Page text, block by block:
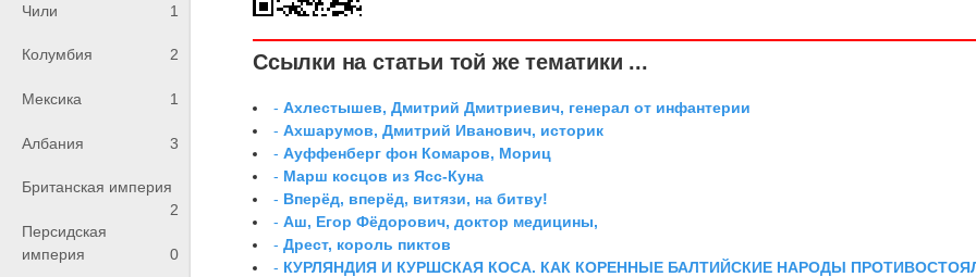
Чили 1
Колумбия 2
Мексика 1
Албания 3
Британская империя
2
Персидская
империя
0
Ссылки на статьи той же тематики ...
-Ахлестышев, Дмитрий Дмитриевич, генерал от инфантерии
-Ахшарумов, Дмитрий Иванович, историк
-Ауффенберг фон Комаров, Мориц
- Марш косцов из Ясс-Куна
- Вперёд, вперёд, витязи, на битву!
-Аш, Егор Фёдорович, доктор медицины,
-Дрест, король пиктов
- КУРЛЯНДИЯ И КУРШСКАЯ КОСА. КАК КОРЕННЫЕ БАЛТИЙСКИЕ НАРОДЫ